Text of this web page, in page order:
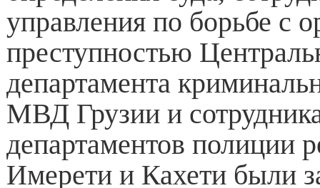
управления по борьбе с
преступностью
департамента
МВД Грузии и
департаментов полиции
Имерети и Кахети были